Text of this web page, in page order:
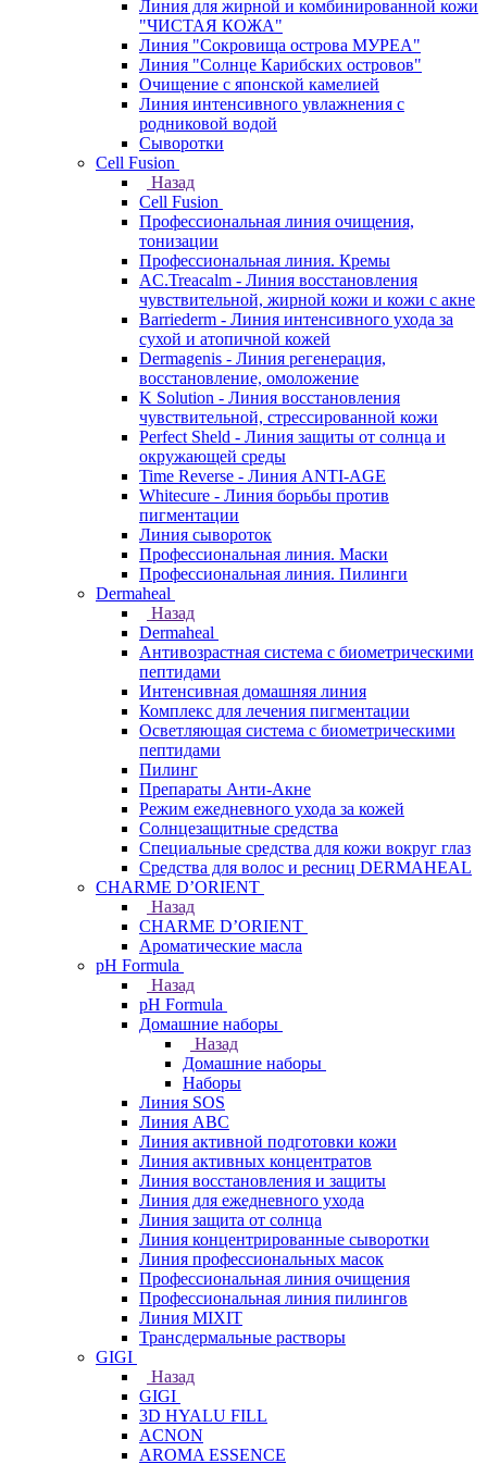
Линия для жирной и комбинированной кожи
"ЧИСТАЯ КОЖА"
Линия "Сокровища острова МУРЕА"
Линия "Солнце Карибских островов"
Очищение с японской камелией
Линия интенсивного увлажнения с
родниковой водой
Сыворотки
Cell Fusion
Назад
Cell Fusion
Профессиональная линия очищения,
тонизации
Профессиональная линия. Кремы
AC.Treacalm - Линия восстановления
чувствительной, жирной кожи и кожи с акне
Barriederm - Линия интенсивного ухода за
сухой и атопичной кожей
Dermagenis - Линия регенерация,
восстановление, омоложение
K Solution - Линия восстановления
чувствительной, стрессированной кожи
Perfect Sheld - Линия защиты от солнца и
окружающей среды
Time Reverse - Линия ANTI-AGE
Whitecure - Линия борьбы против
пигментации
Линия сывороток
Профессиональная линия. Маски
Профессиональная линия. Пилинги
Dermaheal
Назад
Dermaheal
Антивозрастная система с биометрическими
пептидами
Интенсивная домашняя линия
Комплекс для лечения пигментации
Осветляющая система с биометрическими
пептидами
Пилинг
Препараты Анти-Акне
Режим ежедневного ухода за кожей
Солнцезащитные средства
Специальные средства для кожи вокруг глаз
Средства для волос и ресниц DERMAHEAL
CHARME D’ORIENT
Назад
CHARME D’ORIENT
Ароматические масла
pH Formula
Назад
pH Formula
Домашние наборы
Назад
Домашние наборы
Наборы
Линия SOS
Линия АВС
Линия активной подготовки кожи
Линия активных концентратов
Линия восстановления и защиты
Линия для ежедневного ухода
Линия защита от солнца
Линия концентрированные сыворотки
Линия профессиональных масок
Профессиональная линия очищения
Профессиональная линия пилингов
Линия MIXIT
Трансдермальные растворы
GIGI
Назад
GIGI
3D HYALU FILL
ACNON
AROMA ESSENCE